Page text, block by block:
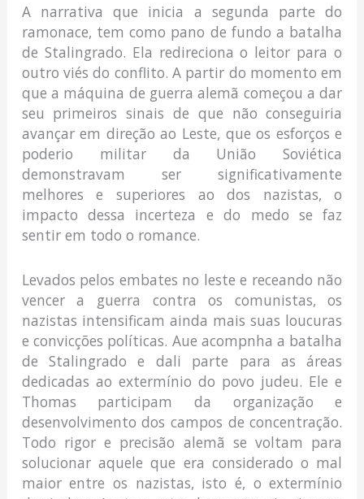
A narrativa que inicia a segunda parte do
ramonace, tem como pano de fundo a batalha
de Stalingrado. Ela redireciona o leitor para o
outro viés do conflito. A partir do momento em
que a máquina de guerra alemã começou a dar
seu primeiros sinais de que não conseguiria
avançar em direção ao Leste, que os esforços e
poderio militar da União Soviética
demonstravam ser significativamente
melhores e superiores ao dos nazistas, o
impacto dessa incerteza e do medo se faz
sentir em todo o romance.
Levados pelos embates no leste e receando não
vencer a guerra contra os comunistas, os
nazistas intensificam ainda mais suas loucuras
e convicções políticas. Aue acompnha a batalha
de Stalingrado e dali parte para as áreas
dedicadas ao extermínio do povo judeu. Ele e
Thomas participam da organização e
desenvolvimento dos campos de concentração.
Todo rigor e precisão alemã se voltam para
solucionar aquele que era considerado o mal
maior entre os nazistas, isto é, o extermínio